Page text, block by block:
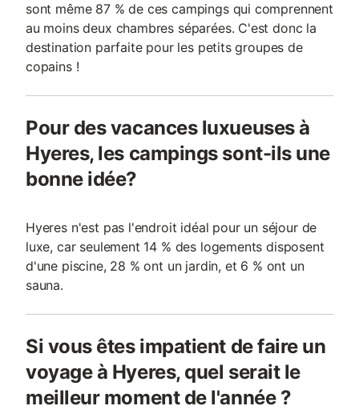
sont même 87 % de ces campings qui comprennent
au moins deux chambres séparées. C'est donc la
destination parfaite pour les petits groupes de
copains !
Pour des vacances luxueuses à
Hyeres, les campings sont-ils une
bonne idée?
Hyeres n'est pas l'endroit idéal pour un séjour de
luxe, car seulement 14 % des logements disposent
d'une piscine, 28 % ont un jardin, et 6 % ont un
sauna.
Si vous êtes impatient de faire un
voyage à Hyeres, quel serait le
meilleur moment de l'année ?